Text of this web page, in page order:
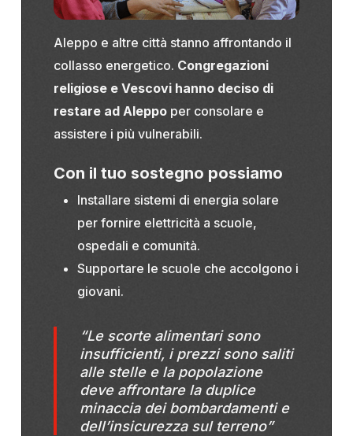
Aleppo e altre città stanno affrontando il
collasso energetico. Congregazioni
religiose e Vescovi hanno deciso di
restare ad Aleppo per consolare e
assistere i più vulnerabili.
Con il tuo sostegno possiamo
Installare sistemi di energia solare
per fornire elettricità a scuole,
ospedali e comunità.
Supportare le scuole che accolgono i
giovani.
“Le scorte alimentari sono
insufficienti, i prezzi sono saliti
alle stelle e la popolazione
deve affrontare la duplice
minaccia dei bombardamenti e
dell’insicurezza sul terreno”